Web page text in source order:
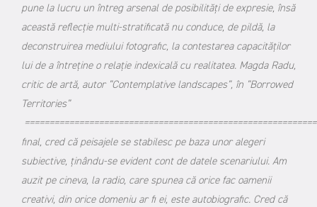
pune la lucru un întreg arsenal de posibilități de expresie, însă
această reflecție multi-stratificată nu conduce, de pildă, la
deconstruirea mediului fotografic, la contestarea capacităților
lui de a întreține o relație indexicală cu realitatea. Magda Radu,
critic de artă, autor ”Contemplative landscapes”, în ”Borrowed
Territories”
final, cred că peisajele se stabilesc pe baza unor alegeri
subiective, ţinându-se evident cont de datele scenariului. Am
auzit pe cineva, la radio, care spunea că orice fac oamenii
creativi, din orice domeniu ar fi ei, este autobiografic. Cred că